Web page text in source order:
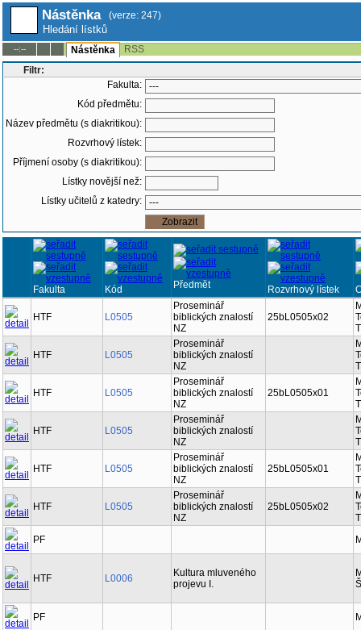
Nástěnka (verze: 247)
Hledání lístků
--:-- Nástěnka
RSS
Filtr:
Fakulta:
Kód předmětu:
Název předmětu (s diakritikou):
Rozvrhový lístek:
Příjmení osoby (s diakritikou):
Lístky novější než:
Lístky učitelů z katedry:
Fakulta Kód Předmět Rozvrhový lístek
HTF L0505
Proseminář
biblických znalostí
NZ
25bL0505x02
HTF L0505
Proseminář
biblických znalostí
NZ
HTF L0505
Proseminář
biblických znalostí
NZ
25bL0505x01
HTF L0505
Proseminář
biblických znalostí
NZ
HTF L0505
Proseminář
biblických znalostí
NZ
25bL0505x01
HTF L0505
Proseminář
biblických znalostí
NZ
25bL0505x02
PF
HTF L0006
Kultura mluveného
projevu I.
PF